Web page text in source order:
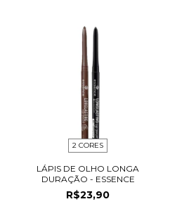
2 CORES
LÁPIS DE OLHO LONGA
DURAÇÃO - ESSENCE
R$23,90